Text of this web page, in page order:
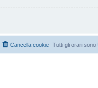
Tutti gli orari sono
Cancella cookie